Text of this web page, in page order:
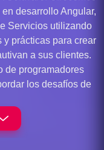
desarrollo Angular,
Servicios utilizando
y prácticas para crear
a sus clientes.
de programadores
los desafíos de